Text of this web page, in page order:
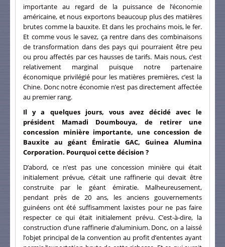
importante au regard de la puissance de l’économie
américaine, et nous exportons beaucoup plus des matières
brutes comme la bauxite. Et dans les prochains mois, le fer.
Et comme vous le savez, ça rentre dans des combinaisons
de transformation dans des pays qui pourraient être peu
ou prou affectés par ces hausses de tarifs. Mais nous, c’est
relativement marginal puisque notre partenaire
économique privilégié pour les matières premières, c’est la
Chine. Donc notre économie n’est pas directement affectée
au premier rang.
Il y a quelques jours, vous avez décidé avec le
président Mamadi Doumbouya, de retirer une
concession minière importante, une concession de
Bauxite au géant Émiratie GAC, Guinea Alumina
Corporation. Pourquoi cette décision ?
D’abord, ce n’est pas une concession minière qui était
initialement prévue, c’était une raffinerie qui devait être
construite par le géant émiratie. Malheureusement,
pendant près de 20 ans, les anciens gouvernements
guinéens ont été suffisamment laxistes pour ne pas faire
respecter ce qui était initialement prévu. C’est-à-dire, la
construction d’une raffinerie d’aluminium. Donc, on a laissé
l’objet principal de la convention au profit d’ententes ayant